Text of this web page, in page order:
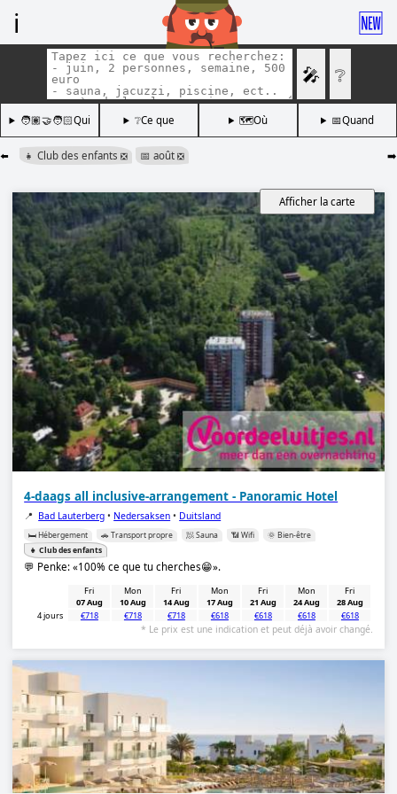
ℹ️ 🆕
🎤 ❔
🧑🏽‍🤝‍🧑🏻Qui ❔Ce que 🗺️Où 📅Quand
⬅️ ➡️
👧 Club des enfants ❎ 📅 août ❎
Afficher la carte
4-daags all inclusive-arrangement - Panoramic Hotel
📍 Bad Lauterberg • Nedersaksen • Duitsland
🛏️ Hébergement 🚗 Transport propre 🧖 Sauna 📶 Wifi
🌞 Bien-être
👧 Club des enfants
💬 Penke: 100% ce que tu cherches😁 .
Fri
07 Aug
Mon
10 Aug
Fri
14 Aug
Mon
17 Aug
Fri
21 Aug
Mon
24 Aug
Fri
28 Aug
4 jours
€718 €718 €718 €618 €618 €618 €618
* Le prix est une indication et peut déjà avoir changé.